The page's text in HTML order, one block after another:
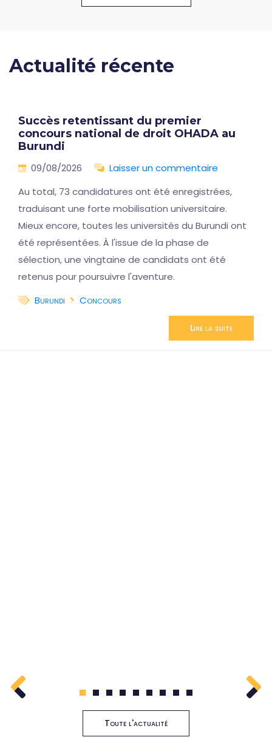
Actualité récente
Succès retentissant du premier
concours national de droit OHADA au
Burundi
09/08/2026
Laisser un commentaire
Au total, 73 candidatures ont été enregistrées,
traduisant une forte mobilisation universitaire.
Mieux encore, toutes les universités du Burundi ont
été représentées. À l'issue de la phase de
sélection, une vingtaine de candidats ont été
retenus pour poursuivre l'aventure.
Burundi
Concours
Lire la suite
1 2 3 4 5 6 7 8 9
Toute l'actualité